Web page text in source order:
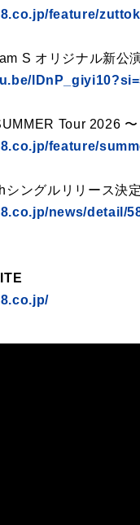
feature/
S オリジナル新公
Tour 2026 〜
feature/
ングルリリース決定
news/detail/